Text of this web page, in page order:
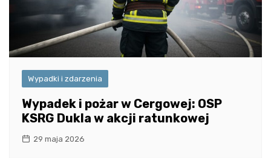
Wypadki i zdarzenia
Wypadek i pożar w Cergowej: OSP
KSRG Dukla w akcji ratunkowej
29 maja 2026